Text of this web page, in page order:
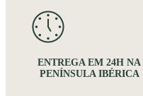
ENTREGA EM 24H NA
PENÍNSULA IBÉRICA